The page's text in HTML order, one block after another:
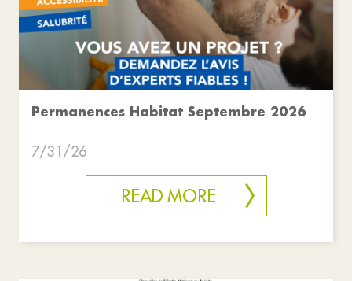
Permanences Habitat Septembre 2026
7/31/26
READ MORE